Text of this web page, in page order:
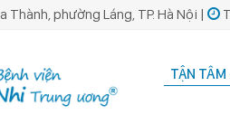
Thành, phường Láng, TP. Hà Nội |
TẬN TÂM